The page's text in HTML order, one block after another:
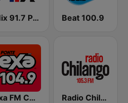
Mix 91.7 Puebla Beat 100.9
Exa FM CDMX Radio Chilango 105.3 FM